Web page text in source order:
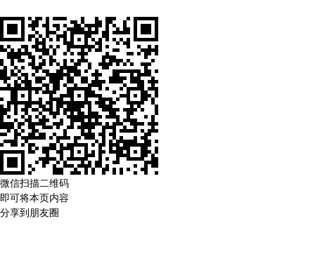
微信扫描二维码
即可将本页内容
分享到朋友圈